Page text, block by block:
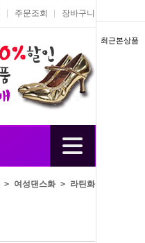
최근본상품
주문조회 장바구니
> 여성댄스화> 라틴화